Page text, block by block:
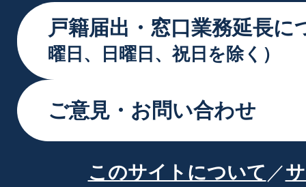
戸籍届出・窓口業務延長に
曜日、日曜日、祝日を除く）
ご意見・お問い合わせ
このサイトについて